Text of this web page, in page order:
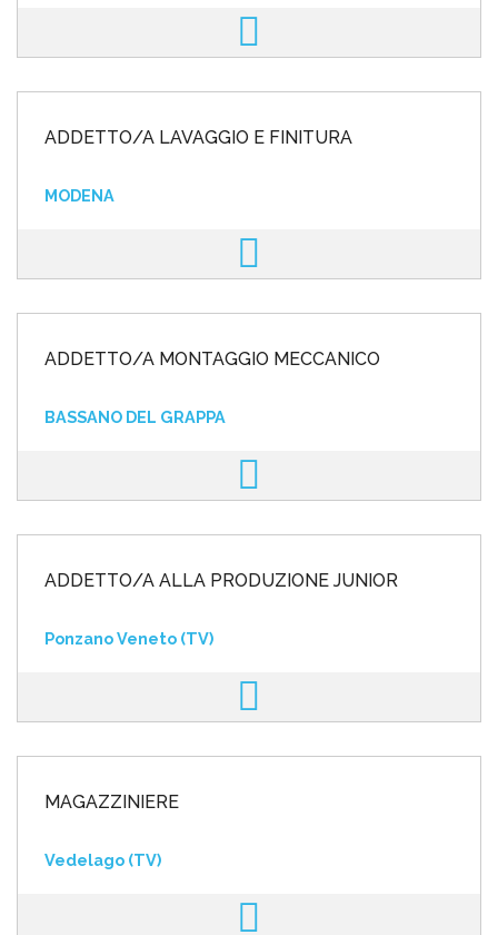
ADDETTO/A LAVAGGIO E FINITURA
MODENA
ADDETTO/A MONTAGGIO MECCANICO
BASSANO DEL GRAPPA
ADDETTO/A ALLA PRODUZIONE JUNIOR
Ponzano Veneto (TV)
MAGAZZINIERE
Vedelago (TV)